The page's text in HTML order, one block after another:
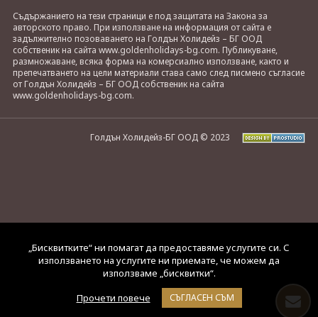
Съдържанието на тези страници е под защитата на Закона за
авторското право. При използване на информация от сайта е
задължително позоваването на Голдън Холидейз – БГ ООД
собственик на сайта www.goldenholidays-bg.com. Публикуване,
размножаване, всяка форма на комерсиално използване, както и
препечатването на цели материали става само след писмено съгласие
от Голдън Холидейз – БГ ООД собственик на сайта
www.goldenholidays-bg.com.
Голдън Холидейз-БГ ООД © 2023
„Бисквитките“ ни помагат да предоставяме услугите си. С
използването на услугите ни приемате, че можем да
използваме „бисквитки“.
Прочети повече
СЪГЛАСЕН СЪМ